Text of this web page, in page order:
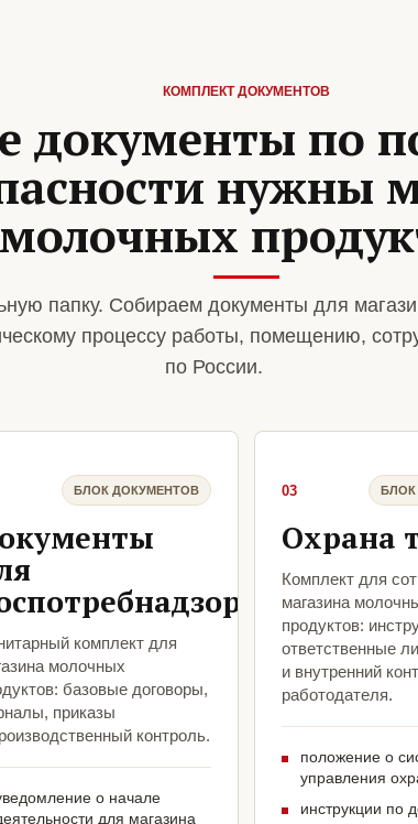
КОМПЛЕКТ ДОКУМЕНТОВ
документы по
нужны
молочных
папку. Собираем документы для
процессу работы, помещению,
по России.
БЛОК ДОКУМЕНТОВ
комплект для
молочных
базовые договоры,
приказы
контроль.
о начале
для магазина
03 БЛОК
Охрана
Комплект для
магазина
продуктов:
ответственные
и внутренний
работодателя.
положение о
управления
инструкции по